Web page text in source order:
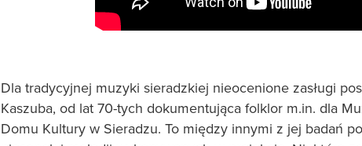
Dla tradycyjnej muzyki sieradzkiej nieocenione zasługi
Kaszuba, od lat 70-tych dokumentująca folklor m.in. dla
Domu Kultury w Sieradzu. To między innymi z jej badań